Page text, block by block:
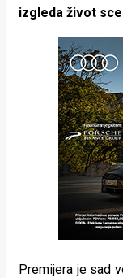
izgleda život
Premijera je sad